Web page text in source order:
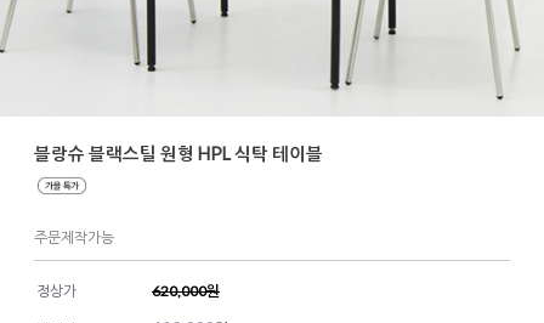
블랑슈 블랙스틸 원형 HPL 식탁 테이블
주문제작가능
정상가 620,000원